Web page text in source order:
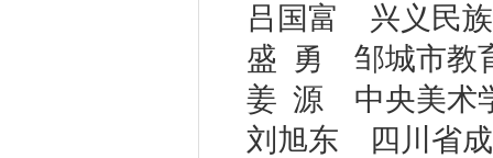
吕国富 兴义民族
盛 勇 邹城市教
姜 源 中央美术
刘旭东 四川省成